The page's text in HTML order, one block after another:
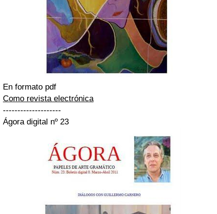
En formato pdf
Como revista electrónica
--------------------
Ágora digital nº 23